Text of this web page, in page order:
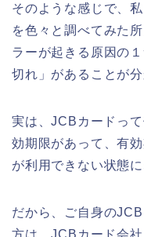
そのような感じで、
を色々と調べてみた
ラーが起きる原因の
切れ」があることが分
実は、JCBカードっ
効期限があって、有
が利用できない状態
だから、ご自身の